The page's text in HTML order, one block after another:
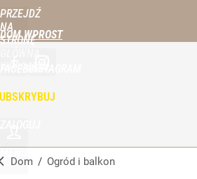
PRZEJDŹ
NA
STRONĘ
DOM WPROST
Dom / Ogród i balkon